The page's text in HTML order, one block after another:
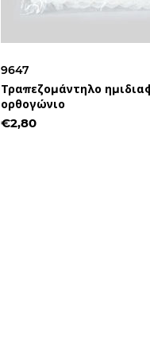
9647
Τραπεζομάντηλο
ορθογώνιο
€2,80